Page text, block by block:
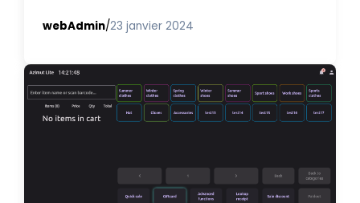
webAdmin/23 janvier 2024